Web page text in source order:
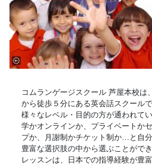
コムランゲージスクール 芦屋本校は
から徒歩５分にある英会話スクール
様々なレベル・目的の方が通われて
学かオンラインか、プライベートか
プか、月謝制かチケット制か…と自
豊富な選択肢の中から選ぶことができ
レッスンは、日本での指導経験が豊